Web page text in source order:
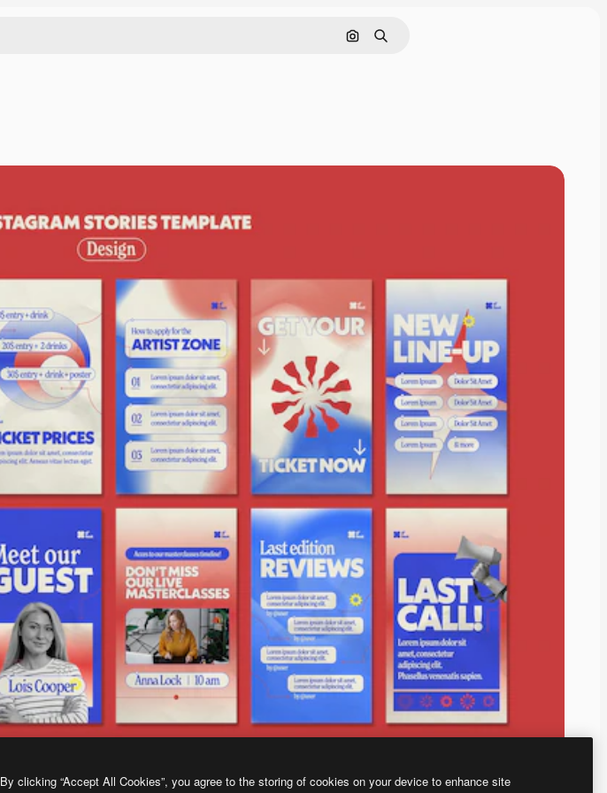
画像で検索
検索
By clicking “Accept All Cookies”, you agree to the storing of cookies on your device to enhance site